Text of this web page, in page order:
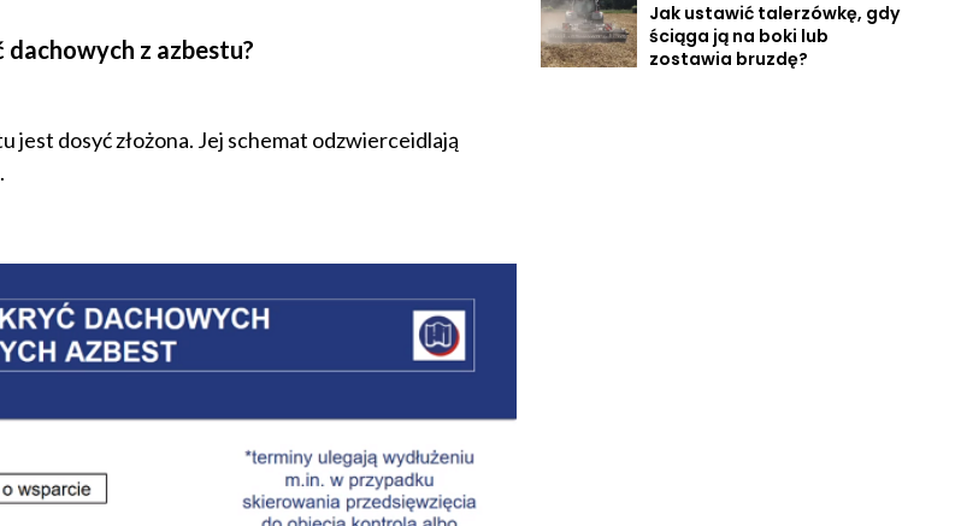
z azbestu?
jest dosyć złożona. Jej schemat odzwierceidlają
Jak ustawić talerzówkę, gdy
ściąga ją na boki lub
zostawia bruzdę?